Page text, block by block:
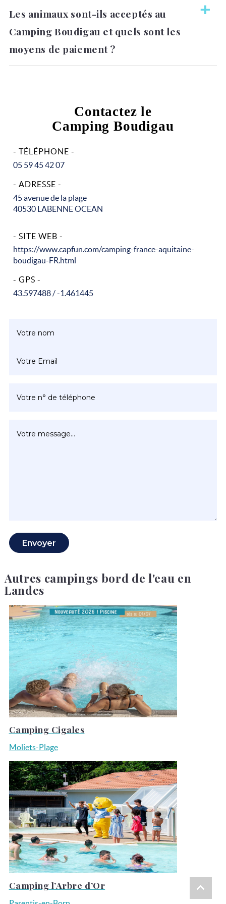
Oui, cadre nature au bord de l'eau, animations en haute
saison, hébergements 3 à 8 personnes.
Les animaux sont-ils acceptés au
Camping Boudigau et quels sont les
moyens de paiement ?
Contactez le
Camping Boudigau
- TÉLÉPHONE -
05 59 45 42 07
- ADRESSE -
45 avenue de la plage
40530 LABENNE OCEAN
- SITE WEB -
https://www.capfun.com/camping-france-aquitaine-
boudigau-FR.html
- GPS -
43.597488 / -1.461445
Autres campings bord de l'eau en
Landes
Camping Cigales
Moliets-Plage
Camping l’Arbre d’Or